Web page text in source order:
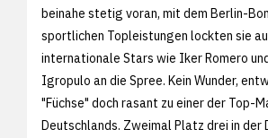
beinahe stetig voran, mit dem Berlin-
sportlichen Topleistungen lockten sie
internationale Stars wie Iker Romero
Igropulo an die Spree. Kein Wunder,
"Füchse" doch rasant zu einer der Top-
Deutschlands. Zweimal Platz drei in der